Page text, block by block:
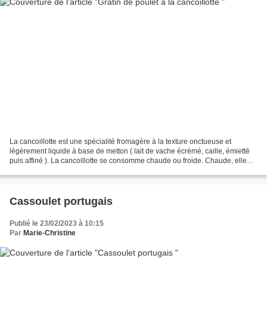
La cancoillotte est une spécialité fromagère à la texture onctueuse et
légèrement liquide à base de metton ( lait de vache écrémé, caille, émietté
puis affiné ). La cancoillotte se consomme chaude ou froide. Chaude, elle
Cassoulet portugais
Publié le 23/02/2023 à 10:15
Par Marie-Christine